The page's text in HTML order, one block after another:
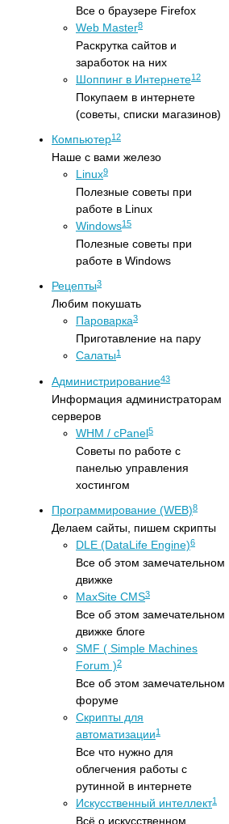
Все о браузере Firefox
Web Master8
Раскрутка сайтов и
заработок на них
Шоппинг в Интернете12
Покупаем в интернете
(советы, списки магазинов)
Компьютер12
Наше с вами железо
Linux9
Полезные советы при
работе в Linux
Windows15
Полезные советы при
работе в Windows
Рецепты3
Любим покушать
Пароварка3
Приготавление на пару
Салаты1
Администрирование43
Информация администраторам
серверов
WHM / cPanel5
Советы по работе с
панелью управления
хостингом
Программирование (WEB)8
Делаем сайты, пишем скрипты
DLE (DataLife Engine)6
Все об этом замечательном
движке
MaxSite CMS3
Все об этом замечательном
движке блоге
SMF ( Simple Machines
Forum )2
Все об этом замечательном
форуме
Скрипты для
автоматизации1
Все что нужно для
облегчения работы с
рутинной в интернете
Искусственный интеллект1
Всё о искусственном